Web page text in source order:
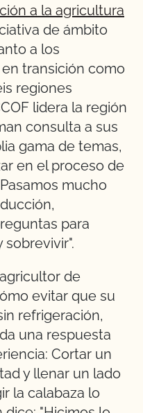
a la agricultura
de ámbito
a los
transición como
regiones
lidera la región
consulta a sus
gama de temas,
en el proceso de
mucho
para
de
evitar que su
refrigeración,
una respuesta
Cortar un
y llenar un lado
la calabaza lo